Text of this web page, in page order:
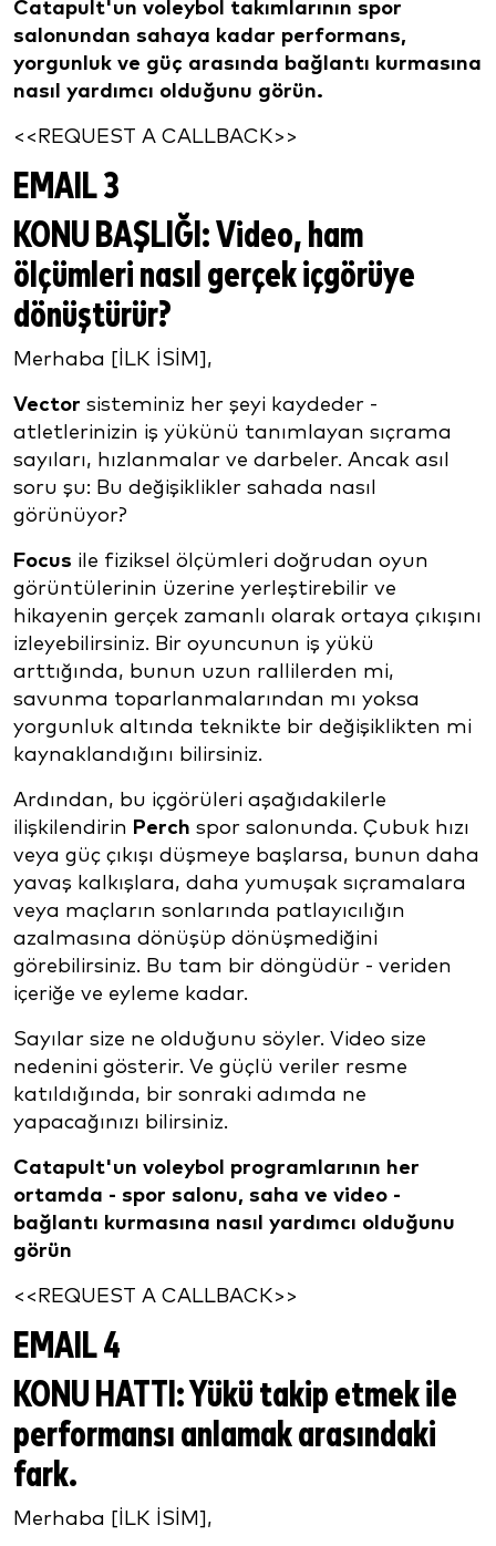
Catapult'un voleybol takımlarının spor
salonundan sahaya kadar performans,
yorgunluk ve güç arasında bağlantı kurmasına
nasıl yardımcı olduğunu görün.
<<REQUEST A CALLBACK>>
EMAIL 3
KONU BAŞLIĞI:Video, ham
ölçümleri nasıl gerçek içgörüye
dönüştürür?
Merhaba [İLK İSİM],
Vector sisteminiz her şeyi kaydeder -
atletlerinizin iş yükünü tanımlayan sıçrama
sayıları, hızlanmalar ve darbeler. Ancak asıl
soru şu: Bu değişiklikler sahada nasıl
görünüyor?
Focus ile fiziksel ölçümleri doğrudan oyun
görüntülerinin üzerine yerleştirebilir ve
hikayenin gerçek zamanlı olarak ortaya çıkışını
izleyebilirsiniz. Bir oyuncunun iş yükü
arttığında, bunun uzun rallilerden mi,
savunma toparlanmalarından mı yoksa
yorgunluk altında teknikte bir değişiklikten mi
kaynaklandığını bilirsiniz.
Ardından, bu içgörüleri aşağıdakilerle
ilişkilendirin Perch spor salonunda. Çubuk hızı
veya güç çıkışı düşmeye başlarsa, bunun daha
yavaş kalkışlara, daha yumuşak sıçramalara
veya maçların sonlarında patlayıcılığın
azalmasına dönüşüp dönüşmediğini
görebilirsiniz. Bu tam bir döngüdür - veriden
içeriğe ve eyleme kadar.
Sayılar size ne olduğunu söyler. Video size
nedenini gösterir. Ve güçlü veriler resme
katıldığında, bir sonraki adımda ne
yapacağınızı bilirsiniz.
Catapult'un voleybol programlarının her
ortamda - spor salonu, saha ve video -
bağlantı kurmasına nasıl yardımcı olduğunu
görün
<<REQUEST A CALLBACK>>
EMAIL 4
KONU HATTI:Yükü takip etmek ile
performansı anlamak arasındaki
fark.
Merhaba [İLK İSİM],